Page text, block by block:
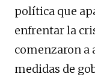
política que
enfrentar la
comenzaron a
medidas de